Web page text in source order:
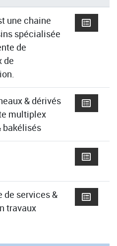
une chaine
spécialisée
de
de
& dérivés
multiplex
bakélisés
de services &
travaux